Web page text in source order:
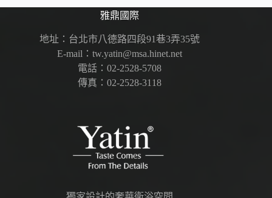
雅鼎國際
地址：台北市八德路四段91巷3弄35號
E-mail：tw.yatin@msa.hinet.net
電話：02-2528-5708
傳真：02-2528-3118